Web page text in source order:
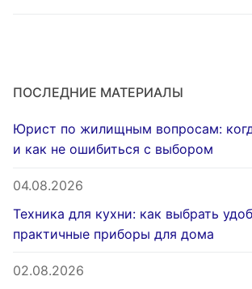
ПОСЛЕДНИЕ МАТЕРИАЛЫ
Юрист по жилищным вопросам:
и как не ошибиться с выбором
04.08.2026
Техника для кухни: как выбрать
практичные приборы для дома
02.08.2026